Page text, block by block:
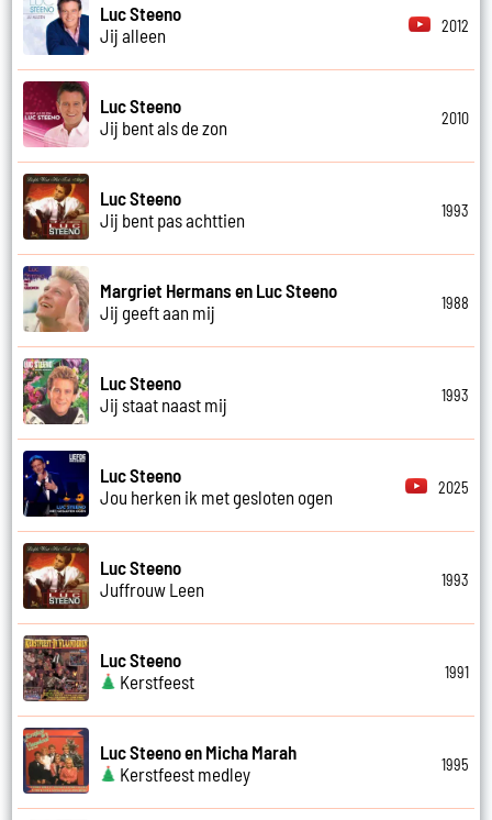
Luc Steeno
Jij alleen
2012
Luc Steeno
Jij bent als de zon
2010
Luc Steeno
Jij bent pas achttien
1993
Margriet Hermans en Luc Steeno
Jij geeft aan mij
1988
Luc Steeno
Jij staat naast mij
1993
Luc Steeno
Jou herken ik met gesloten ogen
2025
Luc Steeno
Juffrouw Leen
1993
Luc Steeno
Kerstfeest
1991
Luc Steeno en Micha Marah
Kerstfeest medley
1995